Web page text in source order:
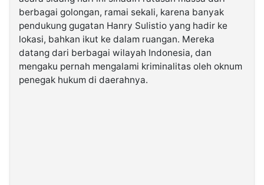
berbagai golongan, ramai sekali, karena banyak
pendukung gugatan Hanry Sulistio yang hadir ke
lokasi, bahkan ikut ke dalam ruangan. Mereka
datang dari berbagai wilayah Indonesia, dan
mengaku pernah mengalami kriminalitas oleh oknum
penegak hukum di daerahnya.